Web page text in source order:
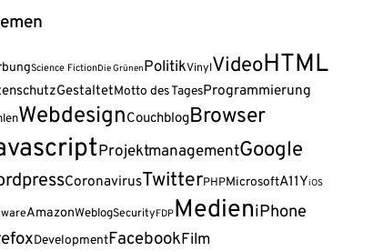
Science FictionDie GrünenPolitikVinylVideoHTML
GestaltetMotto des TagesProgrammierung
WebdesignCouchblogBrowser
ProjektmanagementGoogle
CoronavirusTwitterPHPMicrosoftA11YiOS
AmazonWeblogSecurityFDPMedieniPhone
DevelopmentFacebookFilm